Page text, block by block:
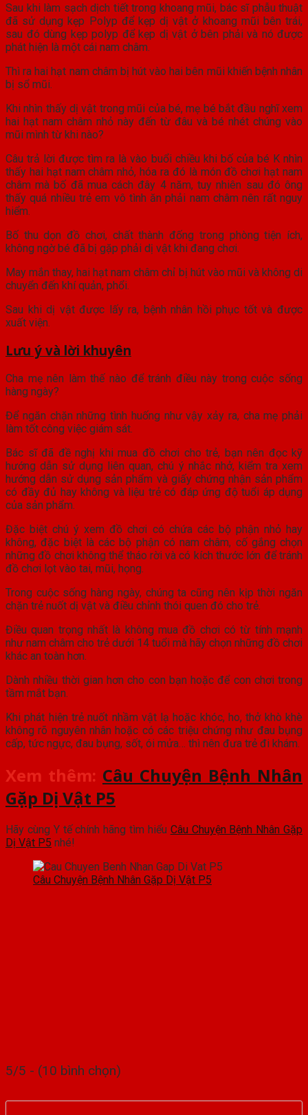
Sau khi làm sạch dịch tiết trong khoang mũi, bác sĩ phẫu thuật
đã sử dụng kẹp Polyp để kẹp dị vật ở khoang mũi bên trái,
sau đó dùng kẹp polyp để kẹp dị vật ở bên phải và nó được
phát hiện là một cái nam châm.
Thì ra hai hạt nam châm bị hút vào hai bên mũi khiến bệnh nhân
bị sổ mũi.
Khi nhìn thấy dị vật trong mũi của bé, mẹ bé bắt đầu nghĩ xem
hai hạt nam châm nhỏ này đến từ đâu và bé nhét chúng vào
mũi mình từ khi nào?
Câu trả lời được tìm ra là vào buổi chiều khi bố của bé K nhìn
thấy hai hạt nam châm nhỏ, hóa ra đó là món đồ chơi hạt nam
châm mà bố đã mua cách đây 4 năm, tuy nhiên sau đó ông
thấy quá nhiều trẻ em vô tình ăn phải nam châm nên rất nguy
hiểm.
Bố thu dọn đồ chơi, chất thành đống trong phòng tiện ích,
không ngờ bé đã bị gặp phải dị vật khi đang chơi.
May mắn thay, hai hạt nam châm chỉ bị hút vào mũi và không di
chuyển đến khí quản, phổi.
Sau khi dị vật được lấy ra, bệnh nhân hồi phục tốt và được
xuất viện.
Lưu ý và lời khuyên
Cha mẹ nên làm thế nào để tránh điều này trong cuộc sống
hàng ngày?
Để ngăn chặn những tình huống như vậy xảy ra, cha mẹ phải
làm tốt công việc giám sát.
Bác sĩ đã đề nghị khi mua đồ chơi cho trẻ, bạn nên đọc kỹ
hướng dẫn sử dụng liên quan, chú ý nhắc nhở, kiểm tra xem
hướng dẫn sử dụng sản phẩm và giấy chứng nhận sản phẩm
có đầy đủ hay không và liệu trẻ có đáp ứng độ tuổi áp dụng
của sản phẩm.
Đặc biệt chú ý xem đồ chơi có chứa các bộ phận nhỏ hay
không, đặc biệt là các bộ phận có nam châm, cố gắng chọn
những đồ chơi không thể tháo rời và có kích thước lớn để tránh
đồ chơi lọt vào tai, mũi, họng.
Trong cuộc sống hàng ngày, chúng ta cũng nên kịp thời ngăn
chặn trẻ nuốt dị vật và điều chỉnh thói quen đó cho trẻ.
Điều quan trọng nhất là không mua đồ chơi có từ tính mạnh
như nam châm cho trẻ dưới 14 tuổi mà hãy chọn những đồ chơi
khác an toàn hơn.
Dành nhiều thời gian hơn cho con bạn hoặc để con chơi trong
tầm mắt bạn.
Khi phát hiện trẻ nuốt nhầm vật lạ hoặc khóc, ho, thở khò khè
không rõ nguyên nhân hoặc có các triệu chứng như đau bụng
cấp, tức ngực, đau bụng, sốt, ói mửa… thì nên đưa trẻ đi khám.
Xem thêm: Câu Chuyện Bệnh Nhân
Gặp Dị Vật P5
Hãy cùng Y tế chính hãng tìm hiểu Câu Chuyện Bệnh Nhân Gặp
Dị Vật P5 nhé!
Câu Chuyện Bệnh Nhân Gặp Dị Vật P5
5/5 - (10 bình chọn)